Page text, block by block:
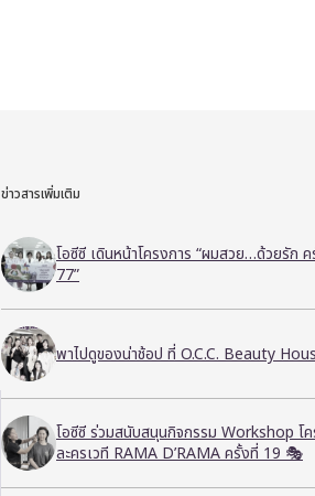
ข่าวสารเพิ่มเติม
โอซีซี เดินหน้าโครงการ “ผมสวย…ด้วยรัก
77”
พาไปดูของน่าช้อป ที่ O.C.C. Beauty
โอซีซี ร่วมสนับสนุนกิจกรรม Workshop โค
ละครเวที RAMA D’RAMA ครั้งที่ 19 🎭